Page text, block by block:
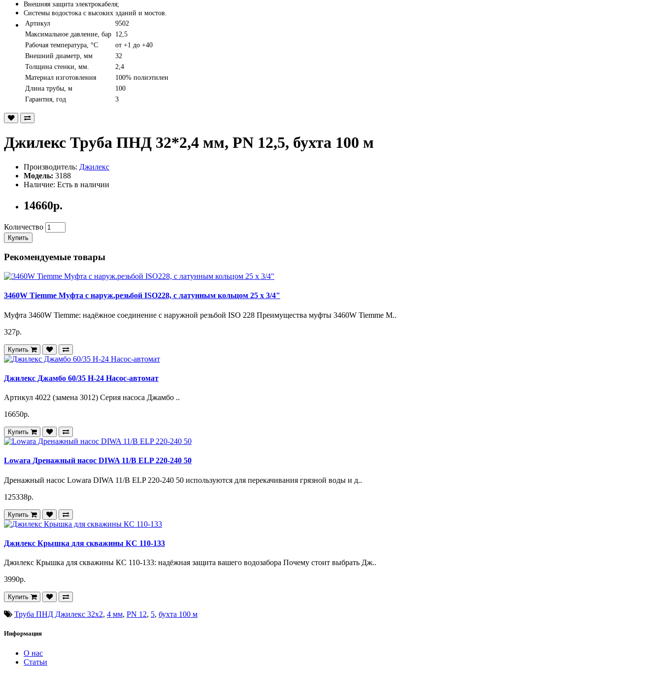
Внешняя защита электрокабеля;
Системы водостока с высоких зданий и мостов.
Артикул
9502
Максимальное давление, бар 12,5
Рабочая температура, °С
от +1 до +40
Внешний диаметр, мм
32
Толщина стенки, мм.
2,4
Материал изготовления
100% полиэтилен
Длина трубы, м
100
Гарантия, год
3
Джилекс Труба ПНД 32*2,4 мм, PN 12,5, бухта 100 м
Производитель: Джилекс
Модель: 3188
Наличие: Есть в наличии
14660р.
Количество
Купить
Рекомендуемые товары
3460W Tiemme Муфта с наруж.резьбой ISO228, с латунным кольцом 25 x 3/4"
Муфта 3460W Tiemme: надёжное соединение с наружной резьбой ISO 228 Преимущества муфты 3460W Tiemme М..
327р.
Купить
Джилекс Джамбо 60/35 Н-24 Насос-автомат
Артикул 4022 (замена 3012) Серия насоса Джамбо ..
16650р.
Купить
Lowara Дренажный насос DIWA 11/B ELP 220-240 50
Дренажный насос Lowara DIWA 11/B ELP 220-240 50 используются для перекачивания грязной воды и д..
125338р.
Купить
Джилекс Крышка для скважины КС 110-133
Джилекс Крышка для скважины КС 110-133: надёжная защита вашего водозабора Почему стоит выбрать Дж..
3990р.
Купить
Труба ПНД Джилекс 32х2, 4 мм, PN 12, 5, бухта 100 м
Информация
О нас
Статьи